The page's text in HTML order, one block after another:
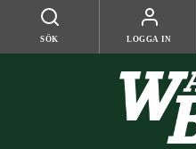
SÖK LOGGA IN